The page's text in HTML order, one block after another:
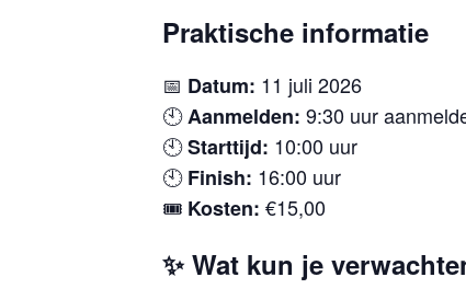
Praktische informatie
📅 Datum: 11 juli 2026
🕙Aanmelden: 9:30 uur
🕙Starttijd: 10:00 uur
🕙Finish: 16:00 uur
🎟️ Kosten: €15,00
✨ Wat kun je